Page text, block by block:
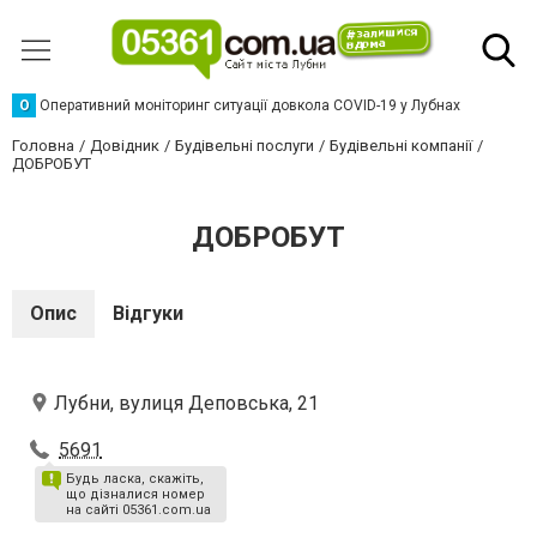
О Оперативний моніторинг ситуації довкола COVID-19 у Лубнах
Головна Довідник Будівельні послуги
Будівельні компанії
ДОБРОБУТ
ДОБРОБУТ
Опис Відгуки
Лубни, вулиця Деповська, 21
5691
Будь ласка, скажіть,
що дізналися номер
на сайті 05361.com.ua